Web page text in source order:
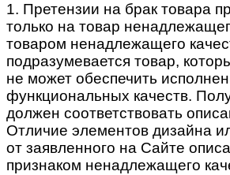
1. Претензии на брак товара
только на товар
товаром ненадлежащего
подразумевается товар,
не может обеспечить
функциональных качеств.
должен соответствовать
Отличие элементов дизайна
от заявленного на Сайте
признаком ненадлежащего